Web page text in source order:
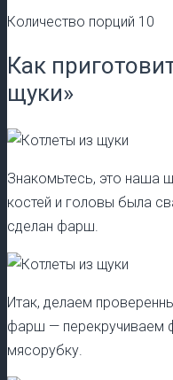
Количество порций 10
Как
щуки»
Знакомьтесь, это наша
костей и головы была
сделан фарш.
Итак, делаем
фарш — перекручиваем
мясорубку.